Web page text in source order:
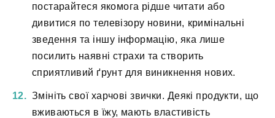
постарайтеся якомога рідше читати або
дивитися по телевізору новини, кримінальні
зведення та іншу інформацію, яка лише
посилить наявні страхи та створить
сприятливий ґрунт для виникнення нових.
Змініть свої харчові звички. Деякі продукти, що
вживаються в їжу, мають властивість